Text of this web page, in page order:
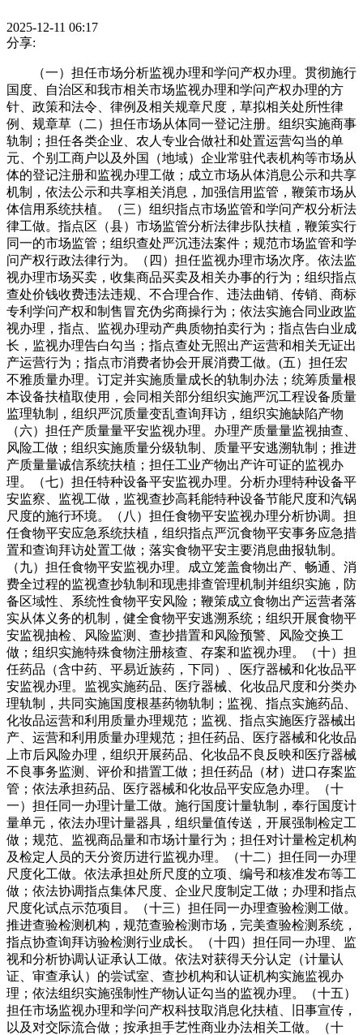
2025-12-11 06:17
分享:
（一）担任市场分析监视办理和学问产权办理。贯彻施行
国度、自治区和我市相关市场监视办理和学问产权办理的方
针、政策和法令、律例及相关规章尺度，草拟相关处所性律
例、规章草（二）担任市场从体同一登记注册。组织实施商事
轨制；担任各类企业、农人专业合做社和处置运营勾当的单
元、个别工商户以及外国（地域）企业常驻代表机构等市场从
体的登记注册和监视办理工做；成立市场从体消息公示和共享
机制，依法公示和共享相关消息，加强信用监管，鞭策市场从
体信用系统扶植。（三）组织指点市场监管和学问产权分析法
律工做。指点区（县）市场监管分析法律步队扶植，鞭策实行
同一的市场监管；组织查处严沉违法案件；规范市场监管和学
问产权行政法律行为。（四）担任监视办理市场次序。依法监
视办理市场买卖，收集商品买卖及相关办事的行为；组织指点
查处价钱收费违法违规、不合理合作、违法曲销、传销、商标
专利学问产权和制售冒充伪劣商操行为；依法实施合同业政监
视办理，指点、监视办理动产典质物拍卖行为；指点告白业成
长，监视办理告白勾当；指点查处无照出产运营和相关无证出
产运营行为；指点市消费者协会开展消费工做。(五）担任宏
不雅质量办理。订定并实施质量成长的轨制办法；统筹质量根
本设备扶植取使用，会同相关部分组织实施严沉工程设备质量
监理轨制，组织严沉质量变乱查询拜访，组织实施缺陷产物
（六）担任产质量量平安监视办理。办理产质量量监视抽查、
风险工做；组织实施质量分级轨制、质量平安逃溯轨制；推进
产质量量诚信系统扶植；担任工业产物出产许可证的监视办
理。（七）担任特种设备平安监视办理。分析办理特种设备平
安监察、监视工做，监视查抄高耗能特种设备节能尺度和汽锅
尺度的施行环境。（八）担任食物平安监视办理分析协调。担
任食物平安应急系统扶植，组织指点严沉食物平安事务应急措
置和查询拜访处置工做；落实食物平安主要消息曲报轨制。
（九）担任食物平安监视办理。成立笼盖食物出产、畅通、消
费全过程的监视查抄轨制和现患排查管理机制并组织实施，防
备区域性、系统性食物平安风险；鞭策成立食物出产运营者落
实从体义务的机制，健全食物平安逃溯系统；组织开展食物平
安监视抽检、风险监测、查抄措置和风险预警、风险交换工
做；组织实施特殊食物注册核查、存案和监视办理。（十）担
任药品（含中药、平易近族药，下同）、医疗器械和化妆品平
安监视办理。监视实施药品、医疗器械、化妆品尺度和分类办
理轨制，共同实施国度根基药物轨制；监视、指点实施药品、
化妆品运营和利用质量办理规范；监视、指点实施医疗器械出
产、运营和利用质量办理规范；担任药品、医疗器械和化妆品
上市后风险办理，组织开展药品、化妆品不良反映和医疗器械
不良事务监测、评价和措置工做；担任药品（材）进口存案监
管；依法承担药品、医疗器械和化妆品平安应急办理。（十
一）担任同一办理计量工做。施行国度计量轨制，奉行国度计
量单元，依法办理计量器具，组织量值传送，开展强制检定工
做；规范、监视商品量和市场计量行为；担任对计量检定机构
及检定人员的天分资历进行监视办理。（十二）担任同一办理
尺度化工做。依法承担处所尺度的立项、编号和核准发布等工
做；依法协调指点集体尺度、企业尺度制定工做；办理和指点
尺度化试点示范项目。（十三）担任同一办理查验检测工做。
推进查验检测机构，规范查验检测市场，完美查验检测系统，
指点协查询拜访验检测行业成长。（十四）担任同一办理、监
视和分析协调认证承认工做。依法对获得天分认定（计量认
证、审查承认）的尝试室、查抄机构和认证机构实施监视办
理；依法组织实施强制性产物认证勾当的监视办理。（十五）
担任市场监视办理和学问产权科技取消息化扶植、旧事宣传，
以及对交际流合做；按承担手艺性商业办法相关工做。（十